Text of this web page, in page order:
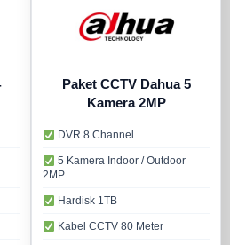
Paket CCTV Dahua 5
Kamera 2MP
DVR 8 Channel
5 Kamera Indoor / Outdoor
2MP
Hardisk 1TB
Kabel CCTV 80 Meter